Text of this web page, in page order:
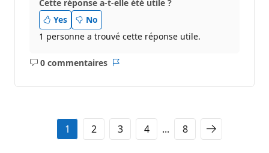
Cette réponse a-t-elle été utile ?
Yes
No
1 personne a trouvé cette réponse utile.
0 commentaires
Aucun
1 2 3 4 ... 8